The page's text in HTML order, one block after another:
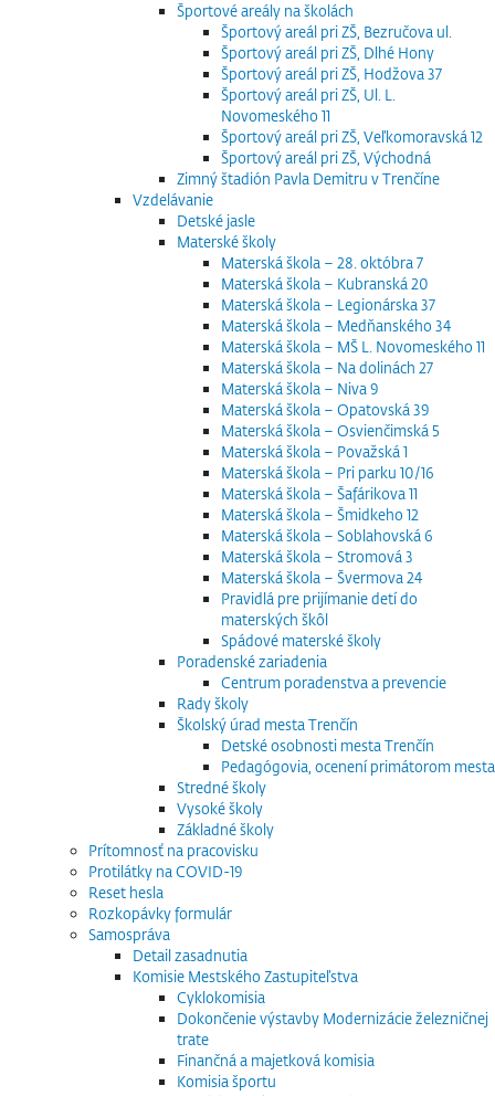
Športové areály na školách
Športový areál pri ZŠ, Bezručova ul.
Športový areál pri ZŠ, Dlhé Hony
Športový areál pri ZŠ, Hodžova 37
Športový areál pri ZŠ, Ul. L.
Novomeského 11
Športový areál pri ZŠ, Veľkomoravská 12
Športový areál pri ZŠ, Východná
Zimný štadión Pavla Demitru v Trenčíne
Vzdelávanie
Detské jasle
Materské školy
Materská škola – 28. októbra 7
Materská škola – Kubranská 20
Materská škola – Legionárska 37
Materská škola – Medňanského 34
Materská škola – MŠ L. Novomeského 11
Materská škola – Na dolinách 27
Materská škola – Niva 9
Materská škola – Opatovská 39
Materská škola – Osvienčimská 5
Materská škola – Považská 1
Materská škola – Pri parku 10/16
Materská škola – Šafárikova 11
Materská škola – Šmidkeho 12
Materská škola – Soblahovská 6
Materská škola – Stromová 3
Materská škola – Švermova 24
Pravidlá pre prijímanie detí do
materských škôl
Spádové materské školy
Poradenské zariadenia
Centrum poradenstva a prevencie
Rady školy
Školský úrad mesta Trenčín
Detské osobnosti mesta Trenčín
Pedagógovia, ocenení primátorom mesta
Stredné školy
Vysoké školy
Základné školy
Prítomnosť na pracovisku
Protilátky na COVID-19
Reset hesla
Rozkopávky formulár
Samospráva
Detail zasadnutia
Komisie Mestského Zastupiteľstva
Cyklokomisia
Dokončenie výstavby Modernizácie železničnej
trate
Finančná a majetková komisia
Komisia športu